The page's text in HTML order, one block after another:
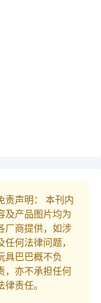
责声明： 本刊内
及产品图片均为
厂商提供，如涉
任何法律问题，
具巴巴概不负
，亦不承担任何
律责任。